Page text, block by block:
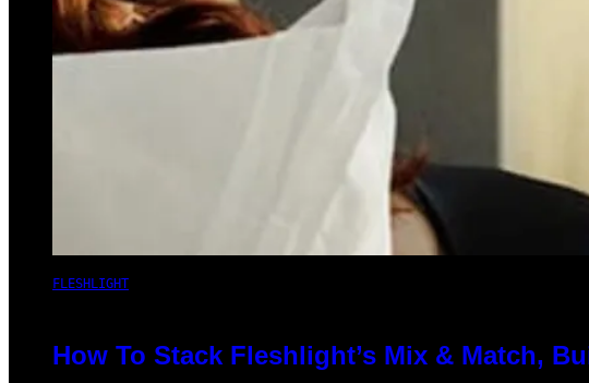
FLESHLIGHT
How To Stack Fleshlight’s Mix & Match,